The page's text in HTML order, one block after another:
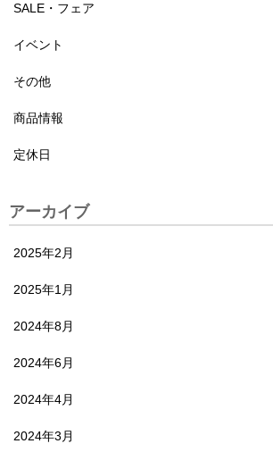
SALE・フェア
イベント
その他
商品情報
定休日
アーカイブ
2025年2月
2025年1月
2024年8月
2024年6月
2024年4月
2024年3月